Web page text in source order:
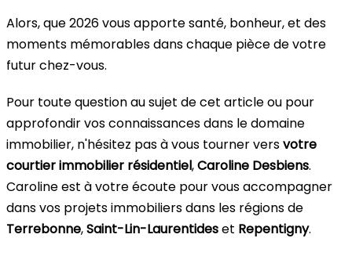
Alors, que 2026 vous apporte santé, bonheur, et des
moments mémorables dans chaque pièce de votre
futur chez-vous.
Pour toute question au sujet de cet article ou pour
approfondir vos connaissances dans le domaine
immobilier, n'hésitez pas à vous tourner versvotre
courtier immobilier résidentiel,Caroline Desbiens.
Caroline est à votre écoute pour vous accompagner
dans vos projets immobiliers dans les régions de
Terrebonne,Saint-Lin-Laurentideset Repentigny.